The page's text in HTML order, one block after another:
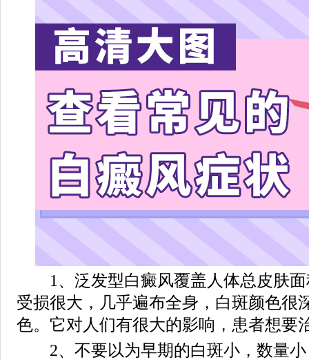
1、泛发型白癜风覆盖人体总皮肤面
受损很大，几乎遍布全身，白斑颜色很
色。它对人们有很大的影响，患者想要
2、不要以为早期的白斑小，数量小